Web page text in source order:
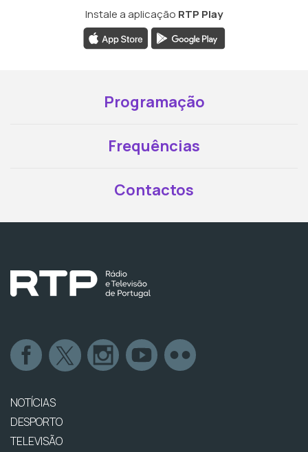
Instale a aplicação RTP Play
Programação
Frequências
Contactos
NOTÍCIAS
DESPORTO
TELEVISÃO